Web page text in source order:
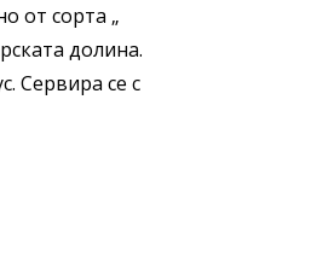
от сорта „
долина.
Сервира се с